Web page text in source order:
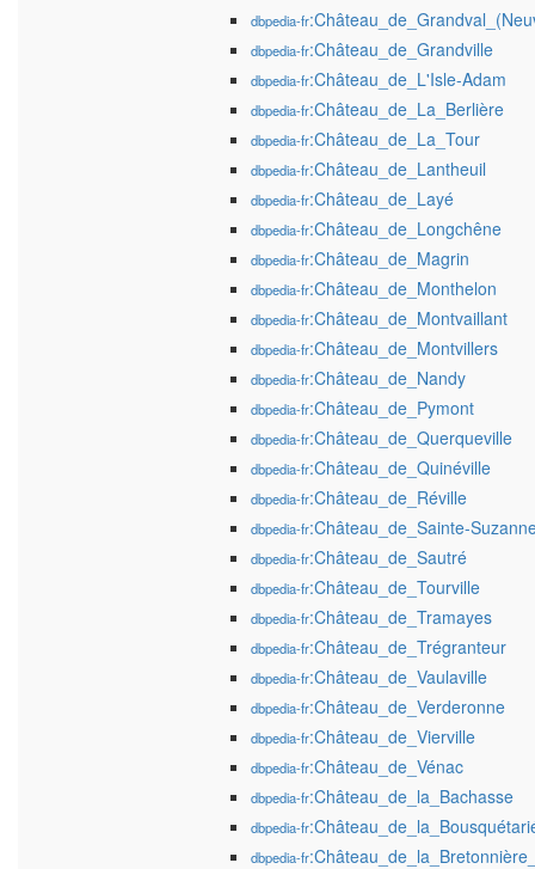
dbpedia-fr
dbpedia-fr:Château_de_Grandville
dbpedia-fr:Château_de_L'Isle-Adam
dbpedia-fr:Château_de_La_Berlière
dbpedia-fr:Château_de_La_Tour
dbpedia-fr:Château_de_Lantheuil
dbpedia-fr:Château_de_Layé
dbpedia-fr:Château_de_Longchêne
dbpedia-fr:Château_de_Magrin
dbpedia-fr:Château_de_Monthelon
dbpedia-fr:Château_de_Montvaillant
dbpedia-fr:Château_de_Montvillers
dbpedia-fr:Château_de_Nandy
dbpedia-fr:Château_de_Pymont
dbpedia-fr:Château_de_Querqueville
dbpedia-fr:Château_de_Quinéville
dbpedia-fr:Château_de_Réville
dbpedia-fr:Château_de_Sainte-
dbpedia-fr:Château_de_Sautré
dbpedia-fr:Château_de_Tourville
dbpedia-fr:Château_de_Tramayes
dbpedia-fr:Château_de_Trégranteur
dbpedia-fr:Château_de_Vaulaville
dbpedia-fr:Château_de_Verderonne
dbpedia-fr:Château_de_Vierville
dbpedia-fr:Château_de_Vénac
dbpedia-fr:Château_de_la_Bachasse
dbpedia-fr
dbpedia-fr